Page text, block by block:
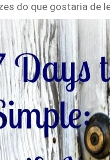
do que gostaria de